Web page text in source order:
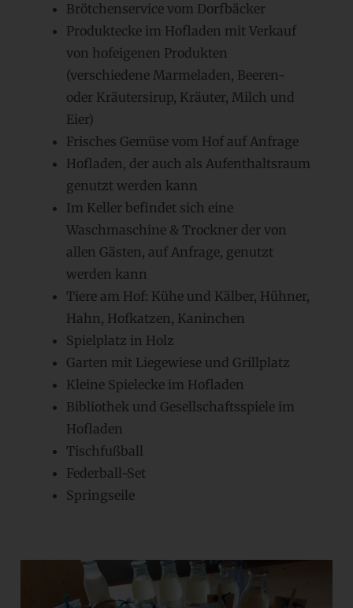
Brötchenservice vom Dorfbäcker
Produktecke im Hofladen mit Verkauf
von hofeigenen Produkten
(verschiedene Marmeladen, Beeren-
oder Kräutersirup, Kräuter, Milch und
Eier)
Frisches Gemüse vom Hof auf Anfrage
Hofladen, der auch als Aufenthaltsraum
genutzt werden kann
Im Keller befindet sich eine
Waschmaschine & Trockner der von
allen Gästen, auf Anfrage, genutzt
werden kann
Tiere am Hof: Kühe und Kälber, Hühner,
Hahn, Hofkatzen, Kaninchen
Spielplatz in Holz
Garten mit Liegewiese und Grillplatz
Kleine Spielecke im Hofladen
Bibliothek und Gesellschaftsspiele im
Hofladen
Tischfußball
Federball-Set
Springseile